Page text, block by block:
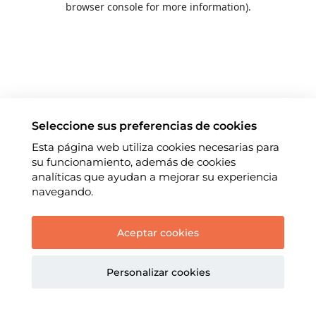
browser console for more information).
Seleccione sus preferencias de cookies
Esta página web utiliza cookies necesarias para
su funcionamiento, además de cookies
analíticas que ayudan a mejorar su experiencia
navegando.
Aceptar cookies
Personalizar cookies